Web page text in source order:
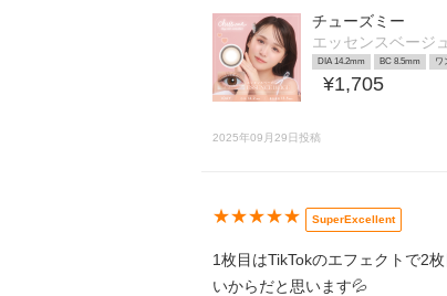
チューズミー
エッセンスベージュ
DIA 14.2mm BC 8.5mm ワ
¥1,705
2025年09月29日投稿
★★★★★ SuperExcellent
1枚目はTikTokのエフェクトで2
いからだと思います💦